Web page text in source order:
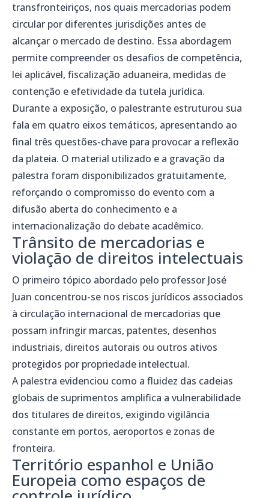
transfronteiriços, nos quais mercadorias podem
circular por diferentes jurisdições antes de
alcançar o mercado de destino. Essa abordagem
permite compreender os desafios de competência,
lei aplicável, fiscalização aduaneira, medidas de
contenção e efetividade da tutela jurídica.
Durante a exposição, o palestrante estruturou sua
fala em quatro eixos temáticos, apresentando ao
final três questões-chave para provocar a reflexão
da plateia. O material utilizado e a gravação da
palestra foram disponibilizados gratuitamente,
reforçando o compromisso do evento com a
difusão aberta do conhecimento e a
internacionalização do debate acadêmico.
Trânsito de mercadorias e
violação de direitos intelectuais
O primeiro tópico abordado pelo professor José
Juan concentrou-se nos riscos jurídicos associados
à circulação internacional de mercadorias que
possam infringir marcas, patentes, desenhos
industriais, direitos autorais ou outros ativos
protegidos por propriedade intelectual.
A palestra evidenciou como a fluidez das cadeias
globais de suprimentos amplifica a vulnerabilidade
dos titulares de direitos, exigindo vigilância
constante em portos, aeroportos e zonas de
fronteira.
Território espanhol e União
Europeia como espaços de